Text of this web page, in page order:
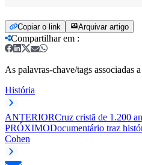
Copiar o link Arquivar artigo
Compartilhar em :
As palavras-chave/tags associadas
História
ANTERIORCruz cristã de 1.200
PRÓXIMODocumentário traz
Cohen